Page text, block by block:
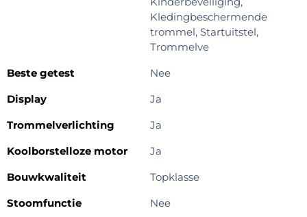
Kledingbeschermende
trommel, Startuitstel,
Trommelve
Beste getest
Nee
Display
Ja
Trommelverlichting
Ja
Koolborstelloze motor
Ja
Bouwkwaliteit
Topklasse
Stoomfunctie
Nee